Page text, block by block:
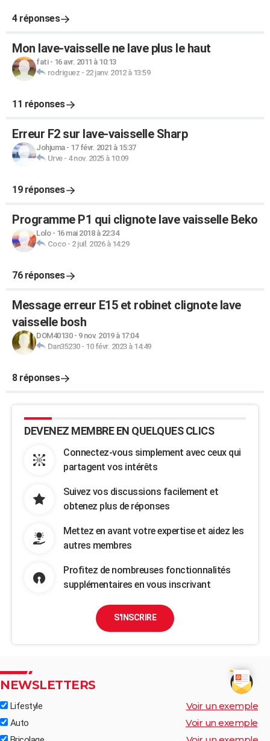
4 réponses
Mon lave-vaisselle ne lave plus le haut
fati- 16 avr. 2011 à 10:13
rodriguez - 22 janv. 2012 à 13:59
11 réponses
Erreur F2 sur lave-vaisselle Sharp
Johjuma- 17 févr. 2021 à 15:37
Urve- 4 nov. 2025 à 10:09
19 réponses
Programme P1 qui clignote lave vaisselle Beko
Lolo- 16 mai 2018 à 22:34
Coco- 2 juil. 2026 à 14:29
76 réponses
Message erreur E15 et robinet clignote lave
vaisselle bosh
DOM40130- 9 nov. 2019 à 17:04
Dan35230- 10 févr. 2023 à 14:49
8 réponses
DEVENEZ MEMBRE EN QUELQUES CLICS
Connectez-vous simplement avec ceux qui
partagent vos intérêts
Suivez vos discussions facilement et
obtenez plus de réponses
Mettez en avant votre expertise et aidez les
autres membres
Profitez de nombreuses fonctionnalités
supplémentaires en vous inscrivant
S'INSCRIRE
NEWSLETTERS
Lifestyle Voir un exemple
Auto Voir un exemple